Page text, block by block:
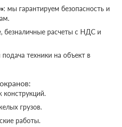
: мы гарантируем безопасность и
безналичные расчеты с НДС и
подача техники на объект в
конструкций.
грузов.
работы.